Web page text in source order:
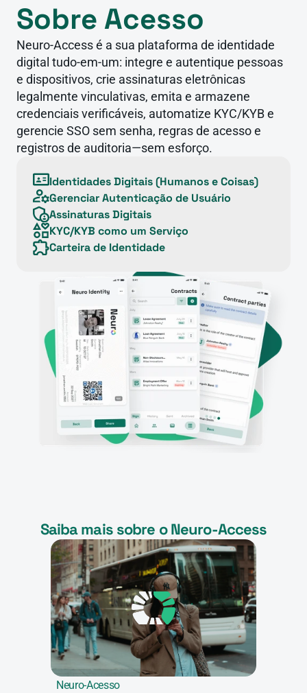
Sobre Acesso
Neuro-Access é a sua plataforma de identidade
digital tudo-em-um: integre e autentique pessoas
e dispositivos, crie assinaturas eletrônicas
legalmente vinculativas, emita e armazene
credenciais verificáveis, automatize KYC/KYB e
gerencie SSO sem senha, regras de acesso e
registros de auditoria—sem esforço.
Identidades Digitais (Humanos e Coisas)
Gerenciar Autenticação de Usuário
Assinaturas Digitais
KYC/KYB como um Serviço
Carteira de Identidade
Saiba mais sobre o Neuro-Access
Neuro-Acesso